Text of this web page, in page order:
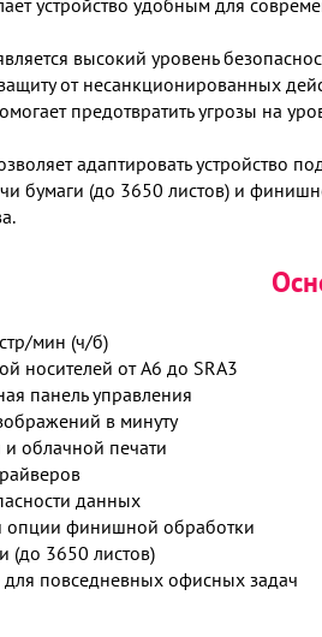
устройство удобным для
высокий уровень
от несанкционированных
предотвратить угрозы на
адаптировать устройство
бумаги (до 3650 листов) и
мин (ч/б)
носителей от A6 до SRA3
панель управления
в минуту
облачной печати
данных
опции финишной обработки
(до 3650 листов)
повседневных офисных задач